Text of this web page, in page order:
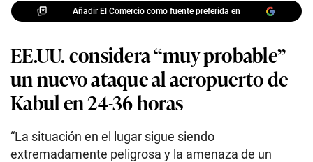
Añadir El Comercio como fuente preferida en
EE.UU. considera “muy probable”
un nuevo ataque al aeropuerto de
Kabul en 24-36 horas
“La situación en el lugar sigue siendo
extremadamente peligrosa y la amenaza de un